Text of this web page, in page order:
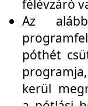
félévzáró
Az
póthét
kerül